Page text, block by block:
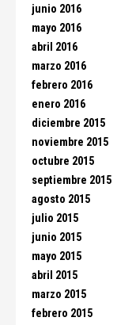
junio 2016
mayo 2016
abril 2016
marzo 2016
febrero 2016
enero 2016
diciembre 2015
noviembre 2015
octubre 2015
septiembre 2015
agosto 2015
julio 2015
junio 2015
mayo 2015
abril 2015
marzo 2015
febrero 2015